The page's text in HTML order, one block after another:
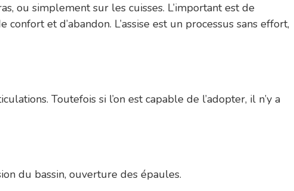
ou simplement sur les cuisses. L’important est de
et d’abandon. L’assise est un processus sans effort,
Toutefois si l’on est capable de l’adopter, il n’y a
du bassin, ouverture des épaules.